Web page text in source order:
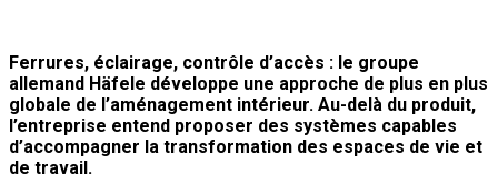
Ferrures, éclairage, contrôle d’accès : le groupe
allemand Häfele développe une approche de plus en plus
globale de l’aménagement intérieur. Au-delà du produit,
l’entreprise entend proposer des systèmes capables
d’accompagner la transformation des espaces de vie et
de travail.